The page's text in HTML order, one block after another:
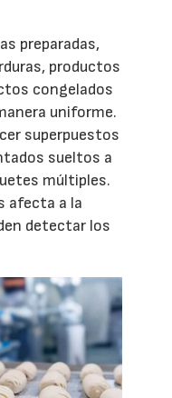
preparadas,
productos
congelados
uniforme.
superpuestos
sueltos a
múltiples.
afecta a la
detectar los